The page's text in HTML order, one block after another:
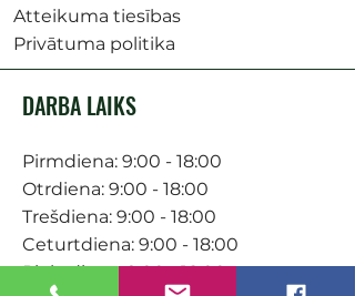
Atteikuma tiesības
Privātuma politika
DARBA LAIKS
Pirmdiena: 9:00 - 18:00
Otrdiena: 9:00 - 18:00
Trešdiena: 9:00 - 18:00
Ceturtdiena: 9:00 - 18:00
Piektdiena: 9:00 - 18:00